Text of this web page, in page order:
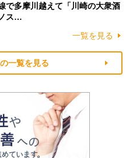
で多摩川越えて「川崎の大衆酒
ス…
一覧を見る
一覧を見る